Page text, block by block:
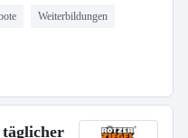
Weiterbildungen